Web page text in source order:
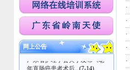
网上公告
关于医疗护理员（五级）职业
技能等级认定考试...(7-21)
·广东省护理学会关于发布《老
年直肠癌患者术后... (7-14)
·
·
·
·
·